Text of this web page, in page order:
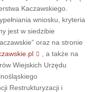
Kaczawskiego.
wniosku, kryteria
jest w siedzibie
oraz na stronie
, a także na
Wiejskich Urzędu
Restrukturyzacji i